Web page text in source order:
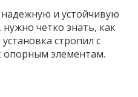
и устойчивую
четко знать, как
стропил с
опорным элементам.